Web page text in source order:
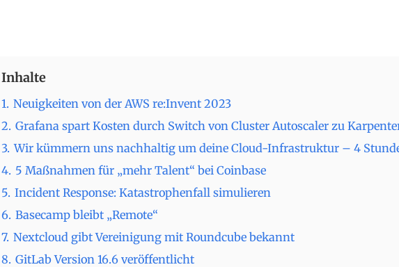
Inhalte
1. Neuigkeiten von der AWS re:Invent 2023
2. Grafana spart Kosten durch Switch von Cluster Autoscaler zu
3. Wir kümmern uns nachhaltig um deine Cloud-Infrastruktur – 4
4. 5 Maßnahmen für „mehr Talent“ bei Coinbase
5. Incident Response: Katastrophenfall simulieren
6. Basecamp bleibt „Remote“
7. Nextcloud gibt Vereinigung mit Roundcube bekannt
8. GitLab Version 16.6 veröffentlicht